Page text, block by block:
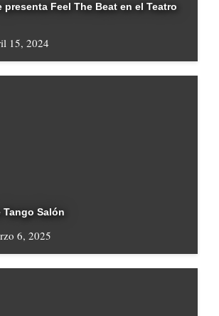
presenta Feel The Beat en el Teatro
15, 2024
Salón
6, 2025